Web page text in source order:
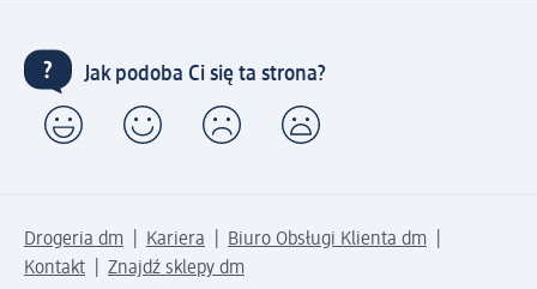
Jak podoba Ci się ta strona?
Drogeria dm Kariera
Biuro Obsługi Klienta dm
Kontakt
Znajdź sklepy dm